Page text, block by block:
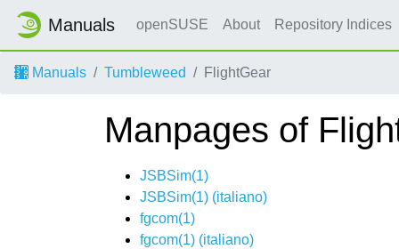
Manuals openSUSE About Repository Indices
Manuals Tumbleweed FlightGear
Manpages of
JSBSim(1)
JSBSim(1) (italiano)
fgcom(1)
fgcom(1) (italiano)